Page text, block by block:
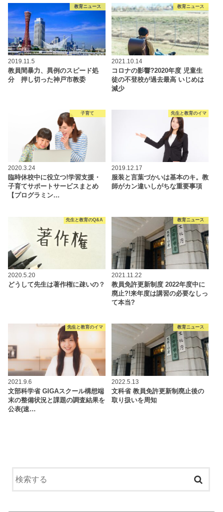
教育ニュース
2019.11.5
教員間暴力、異例のスピード処
分 押し切った神戸市教委
教育ニュース
2021.10.14
コロナの影響?2020年度 児童生
徒の不登校が過去最高 いじめは
減少
子育て
2020.3.24
臨時休校中に役立つ!学習支援・
子育てサポートサービスまとめ
【プログラミン…
先生と教育のイマ
2019.12.17
服装と言葉づかいは基本のキ。教
師がカン違いしがちな重要事項
先生と教育のQ&A
2020.5.20
どうして先生は著作権に疎いの？
教育ニュース
2021.11.22
教員免許更新制度 2022年度中に
廃止?!来年度は講習の必要なしっ
て本当?
先生と教育のイマ
2021.9.6
文部科学省 GIGAスクール構想端
末の整備状況と課題の調査結果を
公表(速…
教育ニュース
2022.5.13
文科省 教員免許更新制廃止後の
取り扱いを周知